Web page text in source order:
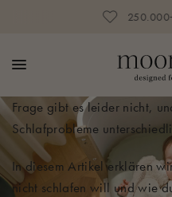
haben sich wohl die meisten
einmal gestellt. Die kurze
Frage gibt es leider nicht,
Schlafprobleme
In diesem Artikel erklären
nicht schlafen will und wie